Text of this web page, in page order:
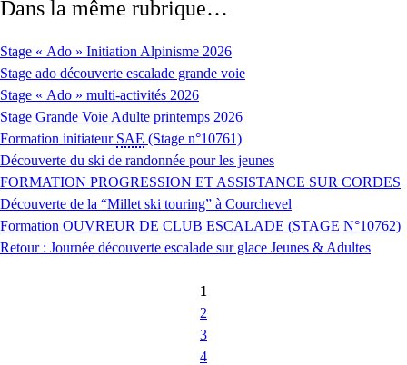
Dans la même rubrique…
Stage « Ado » Initiation Alpinisme 2026
Stage ado découverte escalade grande voie
Stage « Ado » multi-activités 2026
Stage Grande Voie Adulte printemps 2026
Formation initiateur SAE (Stage n°10761)
Découverte du ski de randonnée pour les jeunes
FORMATION PROGRESSION ET ASSISTANCE SUR CORDES
Découverte de la “Millet ski touring” à Courchevel
Formation OUVREUR DE CLUB ESCALADE (STAGE N°10762)
Retour : Journée découverte escalade sur glace Jeunes & Adultes
1
2
3
4